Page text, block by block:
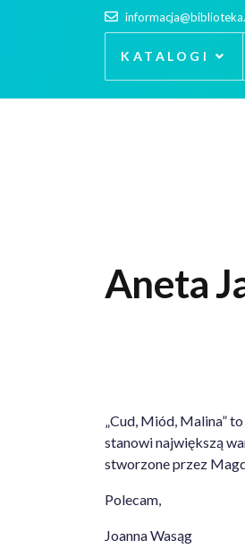
KATALOGI
Aneta
„Cud, Miód, Malina”
stanowi największą
stworzone przez
Polecam,
Joanna Wasąg